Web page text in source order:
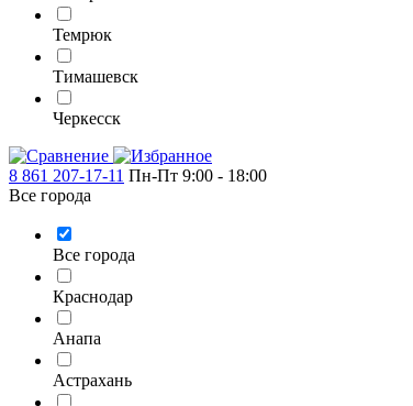
Темрюк
Тимашевск
Черкесск
8 861 207-17-11 Пн-Пт 9:00 - 18:00
Все города
Все города
Краснодар
Анапа
Астрахань